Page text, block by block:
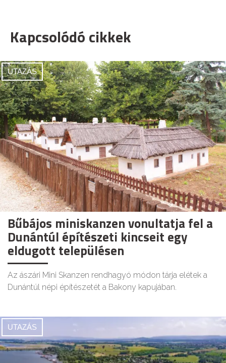
Kapcsolódó cikkek
UTAZÁS
Bűbájos miniskanzen vonultatja fel a
Dunántúl építészeti kincseit egy
eldugott településen
Az ászári Mini Skanzen rendhagyó módon tárja elétek a
Dunántúl népi építészetét a Bakony kapujában.
UTAZÁS